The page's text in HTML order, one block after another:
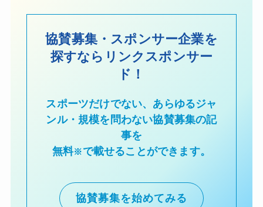
協賛募集・スポンサー企業を
探すならリンクスポンサー
ド！
スポーツだけでない、あらゆるジャ
ンル・規模を問わない協賛募集の記
事を
無料※で載せることができます。
協賛募集を始めてみる